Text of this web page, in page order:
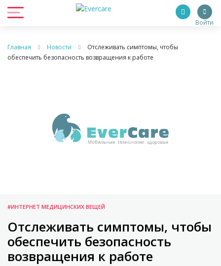
Войти
Главная Новости
Отслеживать симптомы, чтобы
обеспечить безопасность возвращения к работе
#ИНТЕРНЕТ МЕДИЦИНСКИХ ВЕЩЕЙ
Отслеживать симптомы, чтобы
обеспечить безопасность
возвращения к работе